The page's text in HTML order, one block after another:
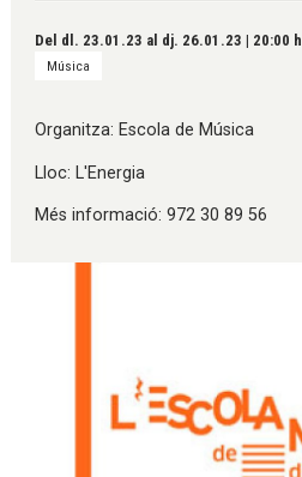
Del dl. 23.01.23 al dj. 26.01.23 | 20:00 h
Música
Organitza: Escola de Música
Lloc: L'Energia
Més informació: 972 30 89 56